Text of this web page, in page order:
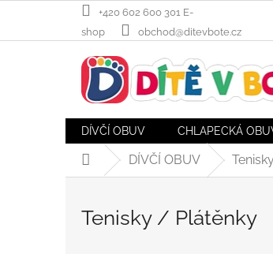
obsah
+420 602 600 301 E-
shop
obchod@ditevbote.cz
DÍVČÍ OBUV CHLAPECKÁ
DomůDÍVČÍ OBUV
Tenisky / Plátěnky